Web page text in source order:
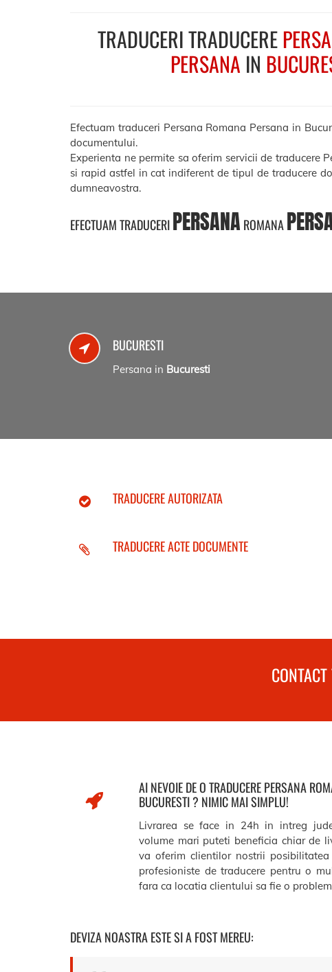
TRADUCERI TRADUCERE
PERSANA IN
Efectuam traduceri Persana Romana Persana in
documentului.
Experienta ne permite sa oferim servicii de traducere
si rapid astfel in cat indiferent de tipul de traducere
dumneavostra.
EFECTUAM TRADUCERIPERSANA ROMANA
BUCURESTI
Persana in Bucuresti
TRADUCERE AUTORIZATA
TRADUCERE ACTE DOCUMENTE
AI NEVOIE DE O TRADUCERE PERSANA
BUCURESTI ? NIMIC MAI SIMPLU!
Livrarea se face in 24h in intreg
volume mari puteti beneficia chiar de
va oferim clientilor nostrii
profesioniste de traducere pentru o
fara ca locatia clientului sa fie o
DEVIZA NOASTRA ESTE SI A FOST MEREU: